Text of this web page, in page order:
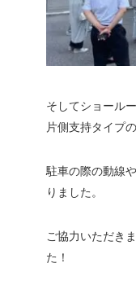
そしてショール
片側支持タイプ
駐車の際の動線
りました。
ご協力いただき
た！